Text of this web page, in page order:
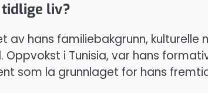
liv?
av hans familiebakgrunn, kulturelle
i Tunisia, var hans
som la grunnlaget for hans